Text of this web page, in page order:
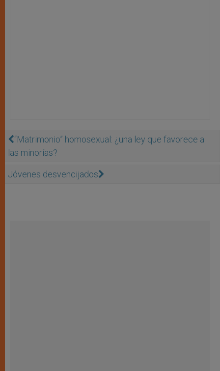
“Matrimonio” homosexual: ¿una ley que favorece a
las minorías?
Jóvenes desvencijados